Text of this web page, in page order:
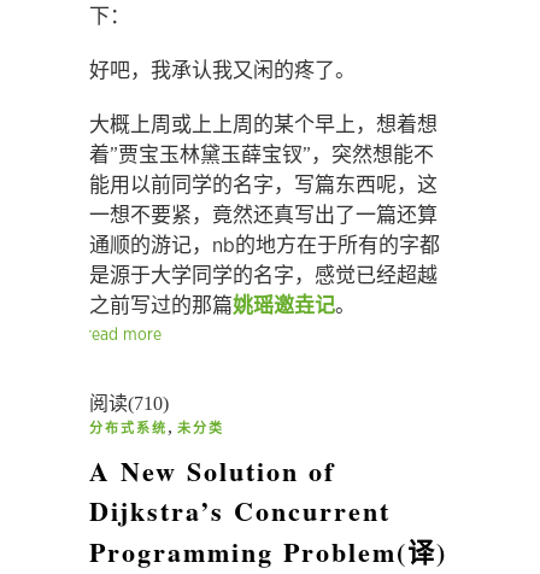
下：
好吧，我承认我又闲的疼了。
大概上周或上上周的某个早上，想着想
着”贾宝玉林黛玉薛宝钗”，突然想能不
能用以前同学的名字，写篇东西呢，这
一想不要紧，竟然还真写出了一篇还算
通顺的游记，nb的地方在于所有的字都
是源于大学同学的名字，感觉已经超越
之前写过的那篇姚瑶邀垚记。
read more
阅读(710)
分布式系统 , 未分类
A New Solution of
Dijkstra’s Concurrent
Programming Problem(译)